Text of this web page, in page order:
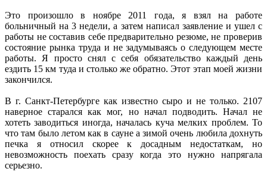
Это произошло в ноябре 2011 года, я взял на работе
больничный на 3 недели, а затем написал заявление и ушел с
работы не составив себе предварительно резюме, не проверив
состояние рынка труда и не задумываясь о следующем месте
работы. Я просто снял с себя обязательство каждый день
ездить 15 км туда и столько же обратно. Этот этап моей жизни
закончился.
В г. Санкт-Петербурге как известно сыро и не только. 2107
наверное старался как мог, но начал подводить. Начал не
хотеть заводиться иногда, началась куча мелких проблем. То
что там было летом как в сауне а зимой очень любила дохнуть
печка я относил скорее к досадным недостаткам, но
невозможность поехать сразу когда это нужно напрягала
серьезно.